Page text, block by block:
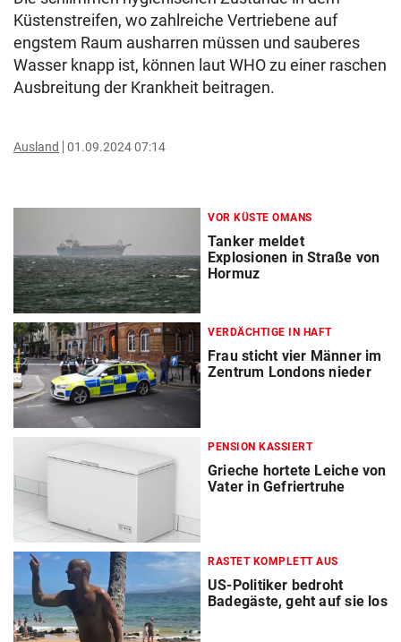
Küstenstreifen, wo zahlreiche Vertriebene auf
engstem Raum ausharren müssen und sauberes
Wasser knapp ist, können laut WHO zu einer raschen
Ausbreitung der Krankheit beitragen.
Ausland 01.09.2024 07:14
VOR KÜSTE OMANS
Tanker meldet
Explosionen in Straße von
Hormuz
VERDÄCHTIGE IN HAFT
Frau sticht vier Männer im
Zentrum Londons nieder
PENSION KASSIERT
Grieche hortete Leiche von
Vater in Gefriertruhe
RASTET KOMPLETT AUS
US-Politiker bedroht
Badegäste, geht auf sie los